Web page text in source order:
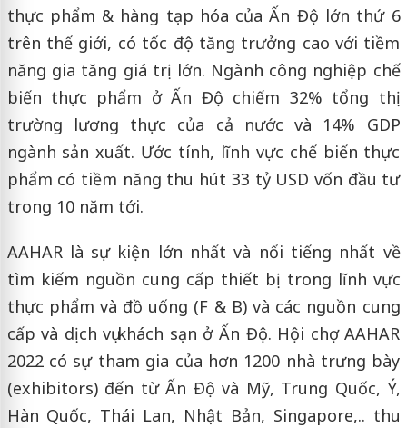
thực phẩm & hàng tạp hóa của Ấn Độ lớn thứ 6
trên thế giới, có tốc độ tăng trưởng cao với tiềm
năng gia tăng giá trị lớn. Ngành công nghiệp chế
biến thực phẩm ở Ấn Độ chiếm 32% tổng thị
trường lương thực của cả nước và 14% GDP
ngành sản xuất. Ước tính, lĩnh vực chế biến thực
phẩm có tiềm năng thu hút 33 tỷ USD vốn đầu tư
trong 10 năm tới.
AAHAR là sự kiện lớn nhất và nổi tiếng nhất về
tìm kiếm nguồn cung cấp thiết bị trong lĩnh vực
thực phẩm và đồ uống (F & B) và các nguồn cung
cấp và dịch vụ khách sạn ở Ấn Độ. Hội chợ AAHAR
2022 có sự tham gia của hơn 1200 nhà trưng bày
(exhibitors) đến từ Ấn Độ và Mỹ, Trung Quốc, Ý,
Hàn Quốc, Thái Lan, Nhật Bản, Singapore,.. thu